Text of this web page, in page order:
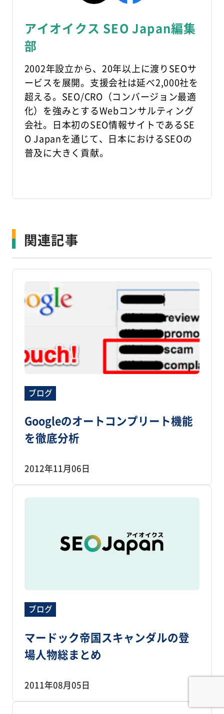
アイオイクス SEO Japan編集
部
2002年設立から、20年以上に渡りSEOサ
ービスを展開。支援会社は延べ2,000社を
超える。SEO/CRO（コンバージョン最適
化）を強みとするWebコンサルティング
会社。日本初のSEO情報サイトであるSE
O Japanを通じて、日本におけるSEOの
普及に大きく貢献。
関連記事
ブログ
Googleのオートコンプリート機能
を徹底分析
2012年11月06日
ブログ
マードック帝国スキャンダルの登
場人物総まとめ
2011年08月05日